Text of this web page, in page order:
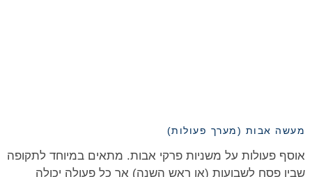
מעשה אבות (מערך פעולות)
אוסף פעולות על משניות פרקי אבות. מתאים במיוחד לתקופה
שבין פסח לשבועות (או ראש השנה) אך כל פעולה יכולה